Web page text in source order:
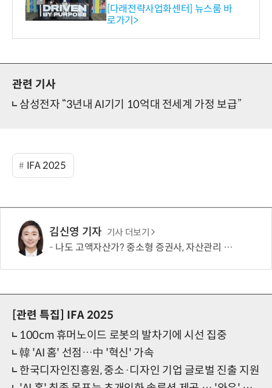
와의 비즈니스 미팅 지원…K
-바이오 해외 진출 교두보 확
보
[다래전략사업화센터] 뉴스룸 바
로가기>
관련 기사
삼성전자 “3년내 AI기기 10억대 전세계 가정 보급”
IFA 2025
김신영 기자 기사 더보기
나도 고액자산가? 중소형 증권사, 자산관리 문턱 낮췄다
[관련 특집]
IFA 2025
100cm 휴머노이드 로봇의 발차기에 시선 집중
韓 'AI 홈' 선점…中 '혁신' 가속
한국디자인진흥원, 중소·디자인 기업 글로벌 진출 지원